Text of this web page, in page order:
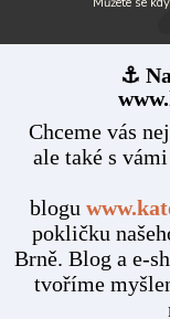
⚓
Chceme vás
ale také s
blogu
pokličku
Brně. Blog a e-
tvoříme